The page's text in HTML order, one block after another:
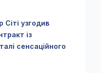
узгодив
із
сенсаційного